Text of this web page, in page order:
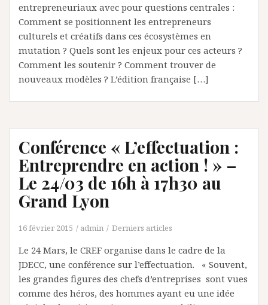
entrepreneuriaux avec pour questions centrales :
Comment se positionnent les entrepreneurs
culturels et créatifs dans ces écosystèmes en
mutation ? Quels sont les enjeux pour ces acteurs ?
Comment les soutenir ? Comment trouver de
nouveaux modèles ? L’édition française […]
Conférence « L’effectuation :
Entreprendre en action ! » –
Le 24/03 de 16h à 17h30 au
Grand Lyon
16 février 2015 admin Derniers articles
Le 24 Mars, le CREF organise dans le cadre de la
JDECC, une conférence sur l’effectuation. « Souvent,
les grandes figures des chefs d’entreprises sont vues
comme des héros, des hommes ayant eu une idée